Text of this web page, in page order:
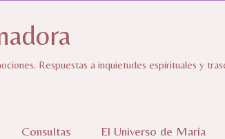
Respuestas a inquietudes espirituales y
Consultas El Universo de María